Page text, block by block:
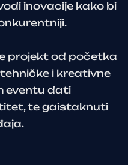
inovacije kako bi
projekt od početka
i kreativne
eventu dati
te gaistaknuti